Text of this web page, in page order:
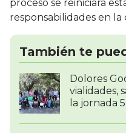
proceso se reiniciará
responsabilidades en
También te
Dolores
vialidades,
la jornada